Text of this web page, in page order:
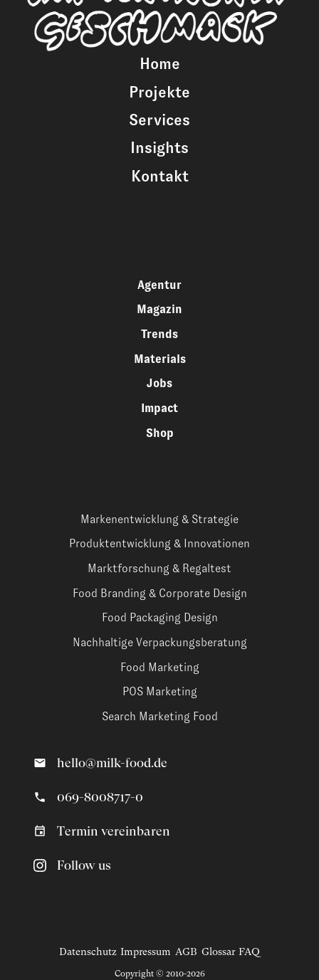
Home
Projekte
Services
Insights
Kontakt
Agentur
Magazin
Trends
Materials
Jobs
Impact
Shop
Markenentwicklung & Strategie
Produktentwicklung & Innovationen
Marktforschung & Regaltest
Food Branding & Corporate Design
Food Packaging Design
Nachhaltige Verpackungsberatung
Food Marketing
POS Marketing
Search Marketing Food
hello@milk-food.de
069-8008717-0
Termin vereinbaren
Follow us
Datenschutz Impressum AGB Glossar FAQ
Copyright © 2010-2026